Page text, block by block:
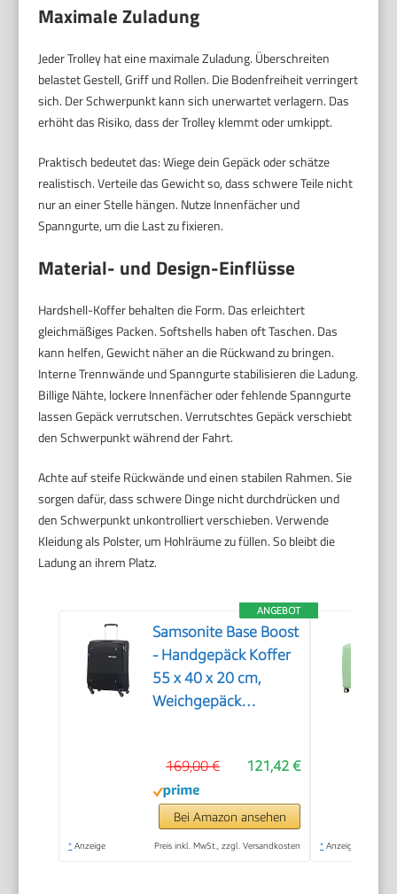
Maximale Zuladung
Jeder Trolley hat eine maximale Zuladung. Überschreiten
belastet Gestell, Griff und Rollen. Die Bodenfreiheit verringert
sich. Der Schwerpunkt kann sich unerwartet verlagern. Das
erhöht das Risiko, dass der Trolley klemmt oder umkippt.
Praktisch bedeutet das: Wiege dein Gepäck oder schätze
realistisch. Verteile das Gewicht so, dass schwere Teile nicht
nur an einer Stelle hängen. Nutze Innenfächer und
Spanngurte, um die Last zu fixieren.
Material- und Design-Einflüsse
Hardshell-Koffer behalten die Form. Das erleichtert
gleichmäßiges Packen. Softshells haben oft Taschen. Das
kann helfen, Gewicht näher an die Rückwand zu bringen.
Interne Trennwände und Spanngurte stabilisieren die Ladung.
Billige Nähte, lockere Innenfächer oder fehlende Spanngurte
lassen Gepäck verrutschen. Verrutschtes Gepäck verschiebt
den Schwerpunkt während der Fahrt.
Achte auf steife Rückwände und einen stabilen Rahmen. Sie
sorgen dafür, dass schwere Dinge nicht durchdrücken und
den Schwerpunkt unkontrolliert verschieben. Verwende
Kleidung als Polster, um Hohlräume zu füllen. So bleibt die
Ladung an ihrem Platz.
ANGEBOT
Samsonite Base Boost
- Handgepäck Koffer
55 x 40 x 20 cm,
Weichgepäck
geeignet, inkl. Ryanair
& EasyJet, TSA-
Schloss, Leicht, 39 L,
Schwarz (Black)
121,42 €
169,00 €
Bei Amazon ansehen
* Anzeige Preis inkl. MwSt., zzgl. Versandkosten * Anzeige